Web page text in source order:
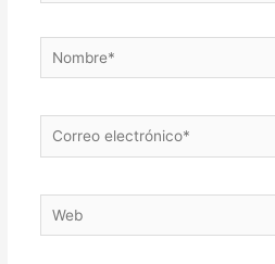
Nombre*
Correo
electrónico*
Web